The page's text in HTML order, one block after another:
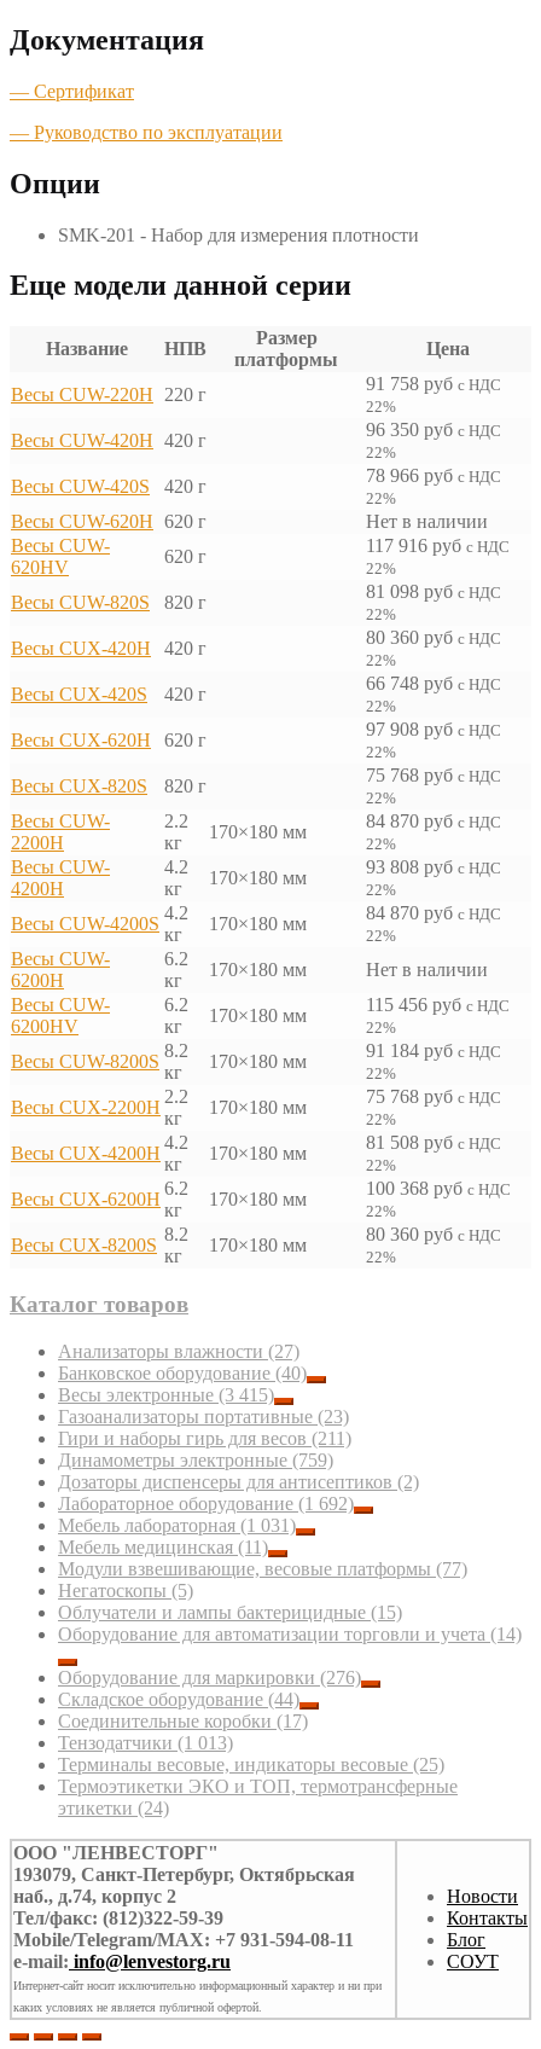
Документация
— Сертификат
— Руководство по эксплуатации
Опции
SMK-201 - Набор для измерения плотности
Еще модели данной серии
Название НПВ
Размер
платформы
Цена
Весы CUW-220H 220 г
91 758 руб с НДС
22%
Весы CUW-420H 420 г
96 350 руб с НДС
22%
Весы CUW-420S 420 г
78 966 руб с НДС
22%
Весы CUW-620H 620 г
Нет в наличии
Весы CUW-
620HV
620 г
117 916 руб с НДС
22%
Весы CUW-820S 820 г
81 098 руб с НДС
22%
Весы CUX-420H 420 г
80 360 руб с НДС
22%
Весы CUX-420S 420 г
66 748 руб с НДС
22%
Весы CUX-620H 620 г
97 908 руб с НДС
22%
Весы CUX-820S 820 г
75 768 руб с НДС
22%
Весы CUW-
2200H
2.2
кг
170×180 мм
84 870 руб с НДС
22%
Весы CUW-
4200H
4.2
кг
170×180 мм
93 808 руб с НДС
22%
Весы CUW-4200S
4.2
кг
170×180 мм
84 870 руб с НДС
22%
Весы CUW-
6200H
6.2
кг
170×180 мм
Нет в наличии
Весы CUW-
6200HV
6.2
кг
170×180 мм
115 456 руб с НДС
22%
Весы CUW-8200S
8.2
кг
170×180 мм
91 184 руб с НДС
22%
Весы CUX-2200H
2.2
кг
170×180 мм
75 768 руб с НДС
22%
Весы CUX-4200H
4.2
кг
170×180 мм
81 508 руб с НДС
22%
Весы CUX-6200H
6.2
кг
170×180 мм
100 368 руб с НДС
22%
Весы CUX-8200S
8.2
кг
170×180 мм
80 360 руб с НДС
22%
Каталог товаров
Анализаторы влажности (27)
Банковское оборудование (40)
Весы электронные (3 415)
Газоанализаторы портативные (23)
Гири и наборы гирь для весов (211)
Динамометры электронные (759)
Дозаторы диспенсеры для антисептиков (2)
Лабораторное оборудование (1 692)
Мебель лабораторная (1 031)
Мебель медицинская (11)
Модули взвешивающие, весовые платформы (77)
Негатоскопы (5)
Облучатели и лампы бактерицидные (15)
Оборудование для автоматизации торговли и учета (14)
Оборудование для маркировки (276)
Складское оборудование (44)
Соединительные коробки (17)
Тензодатчики (1 013)
Терминалы весовые, индикаторы весовые (25)
Термоэтикетки ЭКО и ТОП, термотрансферные
этикетки (24)
ООО "ЛЕНВЕСТОРГ"
193079, Санкт-Петербург, Октябрьская
наб., д.74, корпус 2
Тел/факс: (812)322-59-39
Mobile/Telegram/MAX: +7 931-594-08-11
e-mail: info@lenvestorg.ru
Интернет-сайт носит исключительно информационный характер и ни при
каких условиях не является публичной офертой.
Новости
Контакты
Блог
СОУТ